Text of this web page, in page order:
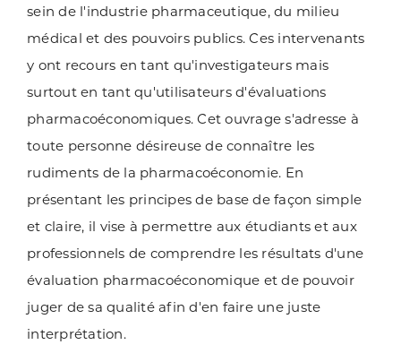
sein de l'industrie pharmaceutique, du milieu
médical et des pouvoirs publics. Ces intervenants
y ont recours en tant qu'investigateurs mais
surtout en tant qu'utilisateurs d'évaluations
pharmacoéconomiques. Cet ouvrage s'adresse à
toute personne désireuse de connaître les
rudiments de la pharmacoéconomie. En
présentant les principes de base de façon simple
et claire, il vise à permettre aux étudiants et aux
professionnels de comprendre les résultats d'une
évaluation pharmacoéconomique et de pouvoir
juger de sa qualité afin d'en faire une juste
interprétation.